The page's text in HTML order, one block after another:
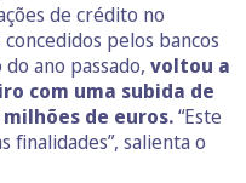
de crédito no
pelos bancos
ano passado, voltou a
com uma subida de
de euros.“Este
finalidades”, salienta o